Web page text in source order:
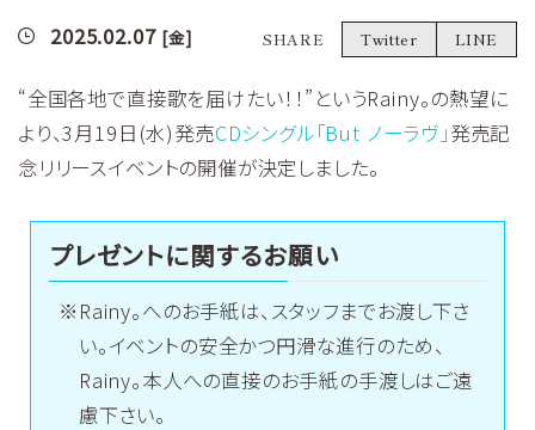
2025.02.07 [金] SHARE Twitter LINE
“全国各地で直接歌を届けたい！！”というRainy。の熱望に
より、3月19日(水)発売CDシングル「But ノーラヴ」発売記
念リリースイベントの開催が決定しました。
プレゼントに関するお願い
Rainy。へのお手紙は、スタッフまでお渡し下さ
い。イベントの安全かつ円滑な進行のため、
Rainy。本人への直接のお手紙の手渡しはご遠
慮下さい。